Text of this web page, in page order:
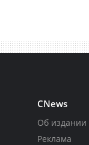
CNews
Об издании
Реклама